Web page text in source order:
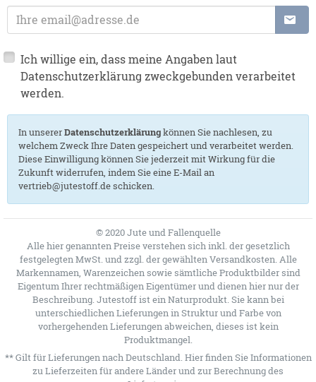
E-Mailadresse
Ich willige ein, dass meine Angaben laut
Datenschutzerklärung zweckgebunden verarbeitet
werden.
In unsererDatenschutzerklärungkönnen Sie nachlesen, zu
welchem Zweck Ihre Daten gespeichert und verarbeitet werden.
Diese Einwilligung können Sie jederzeit mit Wirkung für die
Zukunft widerrufen, indem Sie eine E-Mail an
vertrieb@jutestoff.de schicken.
© 2020 Jute und Fallenquelle
Alle hier genannten Preise verstehen sich inkl. der gesetzlich
festgelegten MwSt. und zzgl. der gewählten Versandkosten. Alle
Markennamen, Warenzeichen sowie sämtliche Produktbilder sind
Eigentum Ihrer rechtmäßigen Eigentümer und dienen hier nur der
Beschreibung. Jutestoff ist ein Naturprodukt. Sie kann bei
unterschiedlichen Lieferungen in Struktur und Farbe von
vorhergehenden Lieferungen abweichen, dieses ist kein
Produktmangel.
** Gilt für Lieferungen nach Deutschland. Hierfinden Sie Informationen
zu Lieferzeiten für andere Länder und zur Berechnung des